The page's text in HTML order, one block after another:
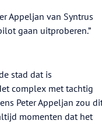
Appeljan van Syntrus
gaan uitproberen.”
stad dat is
complex met tachtig
Peter Appeljan zou
momenten dat het